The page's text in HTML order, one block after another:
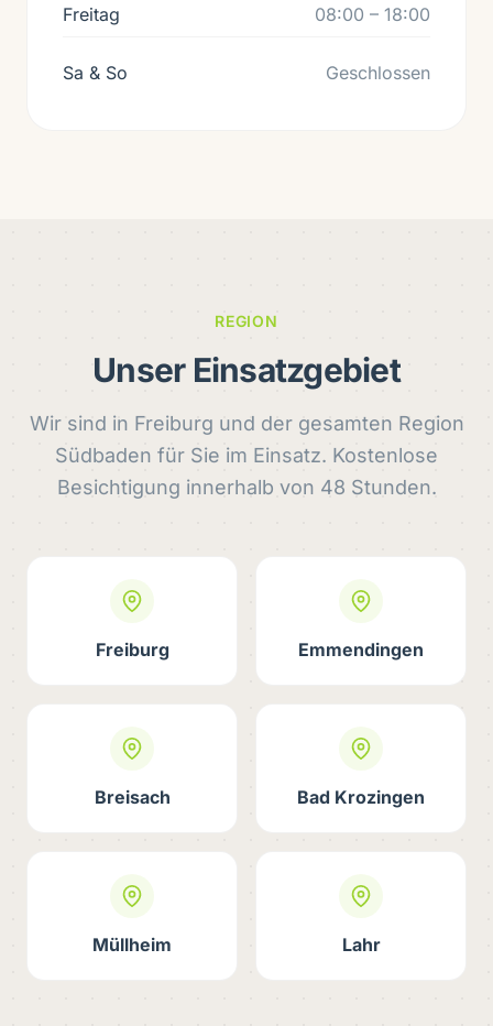
Freitag 08:00 – 18:00
Sa & So Geschlossen
REGION
Unser Einsatzgebiet
Wir sind in Freiburg und der gesamten Region
Südbaden für Sie im Einsatz. Kostenlose
Besichtigung innerhalb von 48 Stunden.
Freiburg Emmendingen
Breisach Bad Krozingen
Müllheim Lahr